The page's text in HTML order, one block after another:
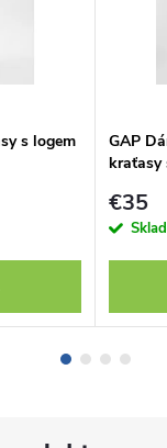
s logem
GAP
kraťasy
€35